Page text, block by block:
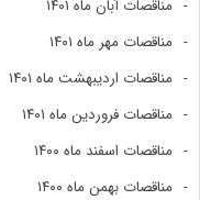
مناقصات آبان ماه ۱۴۰۱
مناقصات مهر ماه ۱۴۰۱
مناقصات اردیبهشت ماه ۱۴۰۱
مناقصات فروردین ماه ۱۴۰۱
مناقصات اسفند ماه ۱۴۰۰
مناقصات بهمن ماه ۱۴۰۰